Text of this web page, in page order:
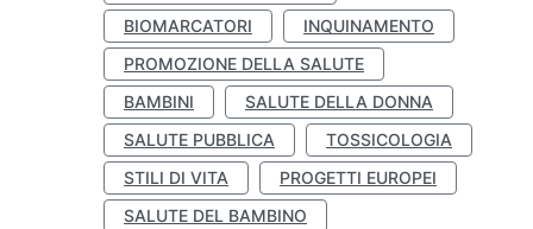
BIOMARCATORI
INQUINAMENTO
PROMOZIONE DELLA SALUTE
BAMBINI
SALUTE DELLA DONNA
SALUTE PUBBLICA
TOSSICOLOGIA
STILI DI VITA
PROGETTI EUROPEI
SALUTE DEL BAMBINO